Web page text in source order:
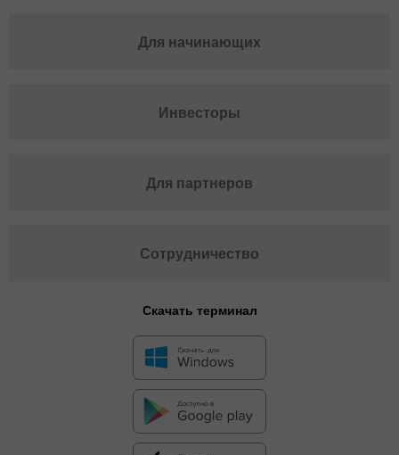
Для начинающих
Инвесторы
Для партнеров
Сотрудничество
Скачать терминал